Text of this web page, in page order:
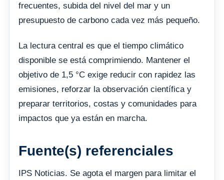
frecuentes, subida del nivel del mar y un
presupuesto de carbono cada vez más pequeño.
La lectura central es que el tiempo climático
disponible se está comprimiendo. Mantener el
objetivo de 1,5 °C exige reducir con rapidez las
emisiones, reforzar la observación científica y
preparar territorios, costas y comunidades para
impactos que ya están en marcha.
Fuente(s) referenciales
IPS Noticias. Se agota el margen para limitar el